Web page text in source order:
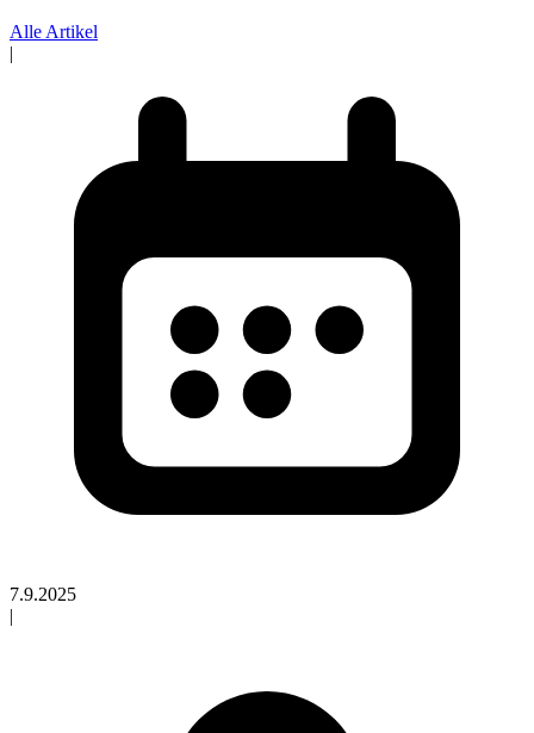
Alle Artikel
|
7.9.2025
|